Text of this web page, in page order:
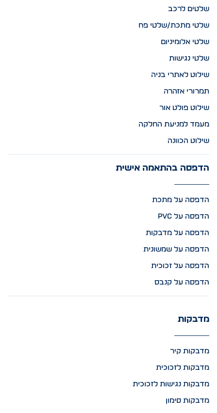
שלטים לרכב
שלטי מתכת/שלטי פח
שלטי אלומיניום
שלטי נגישות
שילוט לאתרי בניה
תמרורי אזהרה
שילוט פולט אור
מעמד למניעת החלקה
שילוט הכוונה
הדפסה בהתאמה אישית
הדפסה על מתכת
הדפסה על PVC
הדפסה על מדבקות
הדפסה על שמשונית
הדפסה על זכוכית
הדפסה על קנבס
מדבקות
מדבקות קיר
מדבקות לזכוכית
מדבקות נגישות לזכוכית
מדבקות סימון